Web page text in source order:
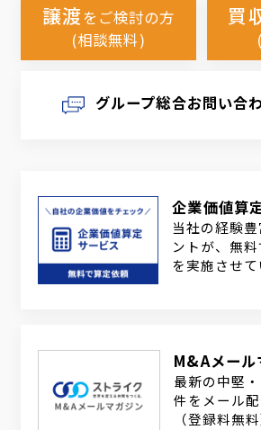
譲渡をご検討の方
(相談無料)
買
グループ総合お問い合
企業価値算
当社の経験
ントが、無
を実施させて
M&Aメール
最新の中堅
件をメール
（登録料無料